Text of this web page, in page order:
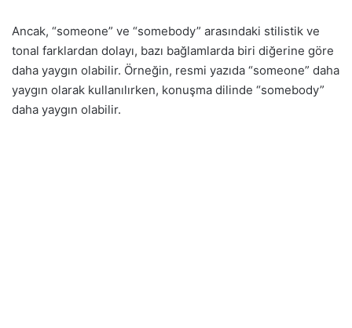
Ancak, “someone” ve “somebody” arasındaki stilistik ve
tonal farklardan dolayı, bazı bağlamlarda biri diğerine göre
daha yaygın olabilir. Örneğin, resmi yazıda “someone” daha
yaygın olarak kullanılırken, konuşma dilinde “somebody”
daha yaygın olabilir.